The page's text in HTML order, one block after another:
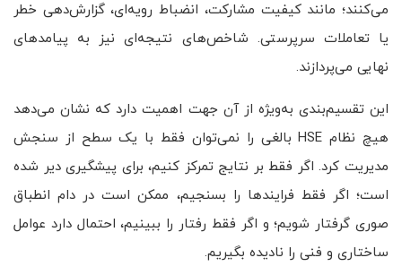
می‌کنند؛ مانند کیفیت مشارکت، انضباط رویه‌ای، گزارش‌دهی خطر
یا تعاملات سرپرستی. شاخص‌های نتیجه‌ای نیز به پیامدهای
نهایی می‌پردازند.
این تقسیم‌بندی به‌ویژه از آن جهت اهمیت دارد که نشان می‌دهد
هیچ نظام HSE بالغی را نمی‌توان فقط با یک سطح از سنجش
مدیریت کرد. اگر فقط بر نتایج تمرکز کنیم، برای پیشگیری دیر شده
است؛ اگر فقط فرایندها را بسنجیم، ممکن است در دام انطباق
صوری گرفتار شویم؛ و اگر فقط رفتار را ببینیم، احتمال دارد عوامل
ساختاری و فنی را نادیده بگیریم.